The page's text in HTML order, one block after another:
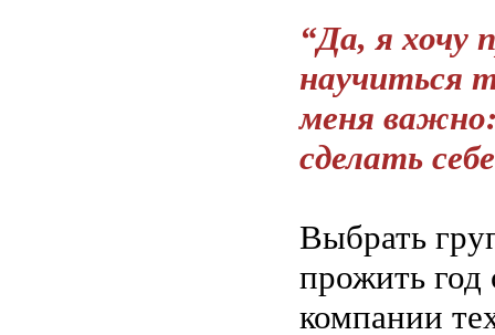
“Да, я хочу
научиться
меня
сделать
Выбрать
прожить год
компании